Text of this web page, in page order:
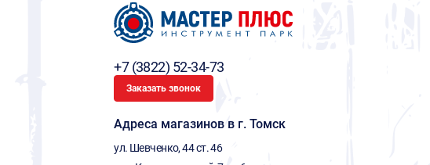
+7 (3822) 52-34-73
Заказать звонок
Адреса магазинов в г. Томск
ул. Шевченко, 44 ст. 46